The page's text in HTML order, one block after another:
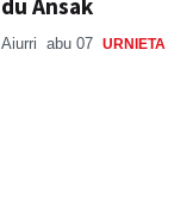
du Ansak
Aiurri abu 07 URNIETA